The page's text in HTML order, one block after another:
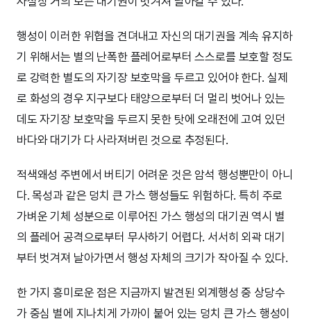
행성이 이러한 위협을 견뎌내고 자신의 대기권을 계속 유지하
기 위해서는 별의 난폭한 플레어로부터 스스로를 보호할 정도
로 강력한 별도의 자기장 보호막을 두르고 있어야 한다. 실제
로 화성의 경우 지구보다 태양으로부터 더 멀리 벗어나 있는
데도 자기장 보호막을 두르지 못한 탓에 오래전에 고여 있던
바다와 대기가 다 사라져버린 것으로 추정된다.
적색왜성 주변에서 버티기 어려운 것은 암석 행성뿐만이 아니
다. 목성과 같은 덩치 큰 가스 행성들도 위험하다. 특히 주로
가벼운 기체 성분으로 이루어진 가스 행성의 대기권 역시 별
의 플레어 공격으로부터 무사하기 어렵다. 서서히 외곽 대기
부터 벗겨져 날아가면서 행성 자체의 크기가 작아질 수 있다.
한 가지 흥미로운 점은 지금까지 발견된 외계행성 중 상당수
가 중심 별에 지나치게 가까이 붙어 있는 덩치 큰 가스 행성이